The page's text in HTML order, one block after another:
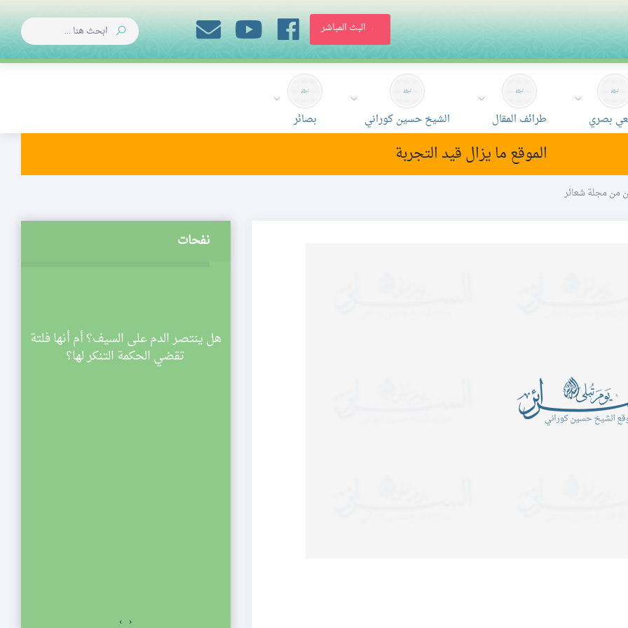
البث المباشر
بصري طرائف المقال الشيخ حسين كوراني بصائر
الموقع ما يزال قيد التجربة
من مجلة شعائر
نفحات
الرَّجبيـــــــــــــــــــــــــــــــــــــــــــــــــــــــــــــــــــــون؟
في شهر رجب قراءة سورة
التوحيد عشرة آلا مرة..
هل ينتصر الدم على السيف؟ أم أنها فلتة
تقضي الحكمة التنكر لها؟
‹
›